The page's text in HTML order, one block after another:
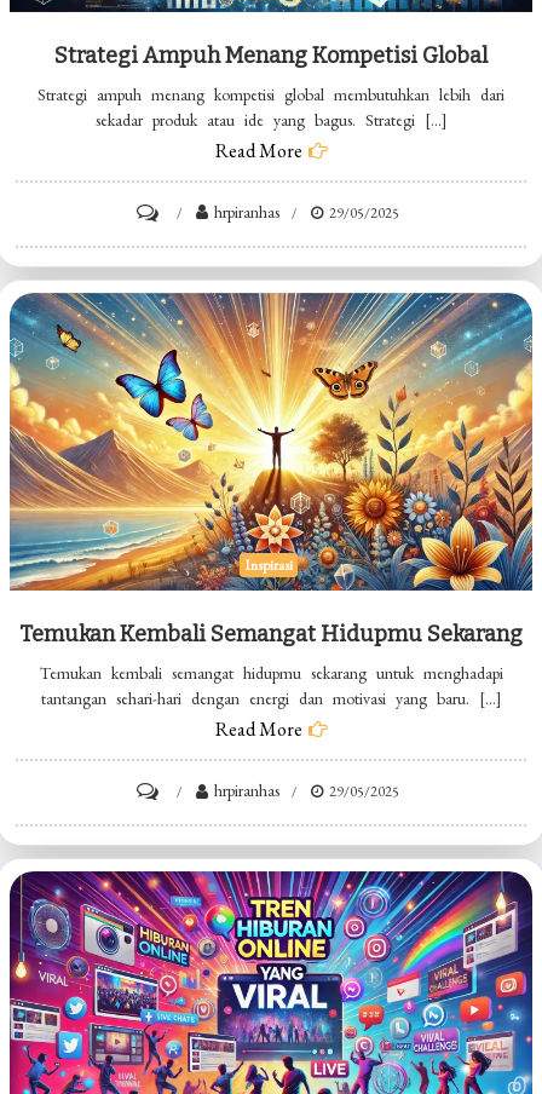
Strategi Ampuh Menang Kompetisi Global
Strategi ampuh menang kompetisi global membutuhkan lebih dari
sekadar produk atau ide yang bagus. Strategi […]
Read More
Strategi
Ampuh
Menang
Kompetisi
Global
hrpiranhas 29/05/2025
Inspirasi
Temukan Kembali Semangat Hidupmu Sekarang
Temukan kembali semangat hidupmu sekarang untuk menghadapi
tantangan sehari-hari dengan energi dan motivasi yang baru. […]
Read More
Temukan
Kembali
Semangat
Hidupmu
Sekarang
hrpiranhas 29/05/2025